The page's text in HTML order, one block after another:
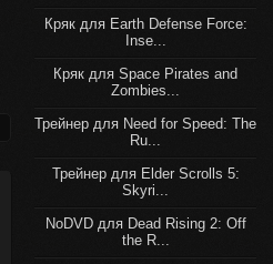
Кряк для Earth Defense Force:
Inse...
Кряк для Space Pirates and
Zombies...
Трейнер для Need for Speed: The
Ru...
Трейнер для Elder Scrolls 5:
Skyri...
NoDVD для Dead Rising 2: Off
the R...